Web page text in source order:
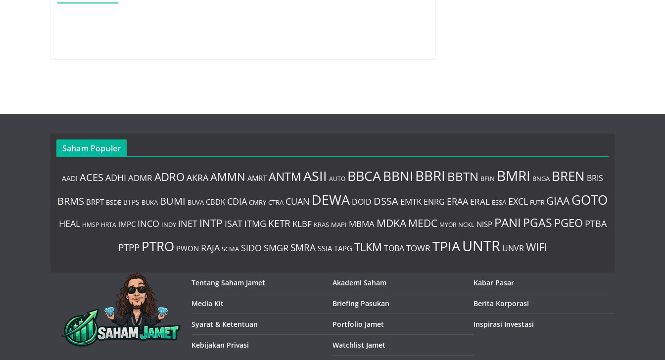
Saham Populer
AADI ACES ADHI ADMR ADRO AKRAAMMN AMRT ANTMASII AUTO BBCABBNI BBRI BBTN BFIN BMRI BNGA BREN BRIS
BRMS BRPT BSDE BTPS BUKA BUMI BUVA CBDK CDIA CMRY CTRA CUAN DEWA DOID DSSA EMTK ENRG ERAA ERAL ESSA EXCL FUTR GIAAGOTO
HEAL HMSP HRTA IMPC INCO INDY INET INTP ISAT ITMG KETR KLBF KRAS MAPI MBMA MDKA MEDC MYOR NCKL NISP PANI PGAS PGEO PTBA
PTPP PTRO PWON RAJA SCMA SIDO SMGR SMRA SSIA TAPG TLKM TOBA TOWR TPIAUNTR UNVR WIFI
Tentang Saham Jamet
Media Kit
Syarat & Ketentuan
Kebijakan Privasi
Akademi Saham
Briefing Pasukan
Portfolio Jamet
Watchlist Jamet
Kabar Pasar
Berita Korporasi
Inspirasi Investasi